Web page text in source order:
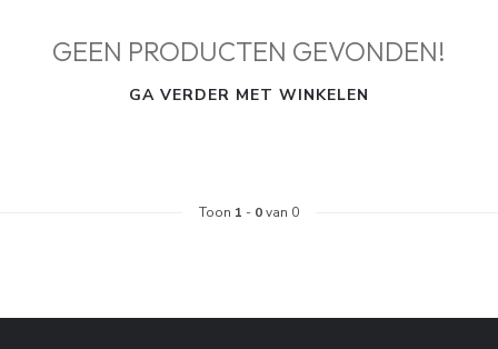
GEEN PRODUCTEN GEVONDEN!
GA VERDER MET WINKELEN
Toon 1 - 0van 0